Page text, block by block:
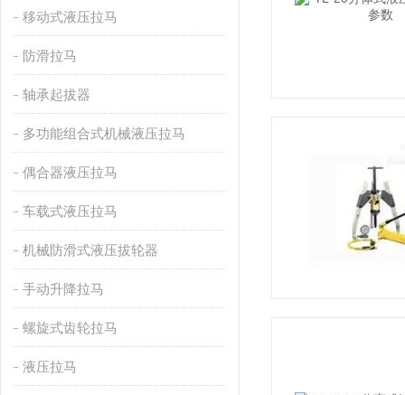
移动式液压拉马
防滑拉马
轴承起拔器
多功能组合式机械液压拉马
偶合器液压拉马
车载式液压拉马
机械防滑式液压拔轮器
手动升降拉马
螺旋式齿轮拉马
液压拉马